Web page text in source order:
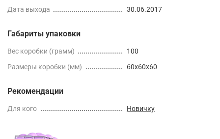
Дата выхода
30.06.2017
Габариты упаковки
Вес коробки (грамм)
100
Размеры коробки (мм)
60x60x60
Рекомендации
Для кого Новичку